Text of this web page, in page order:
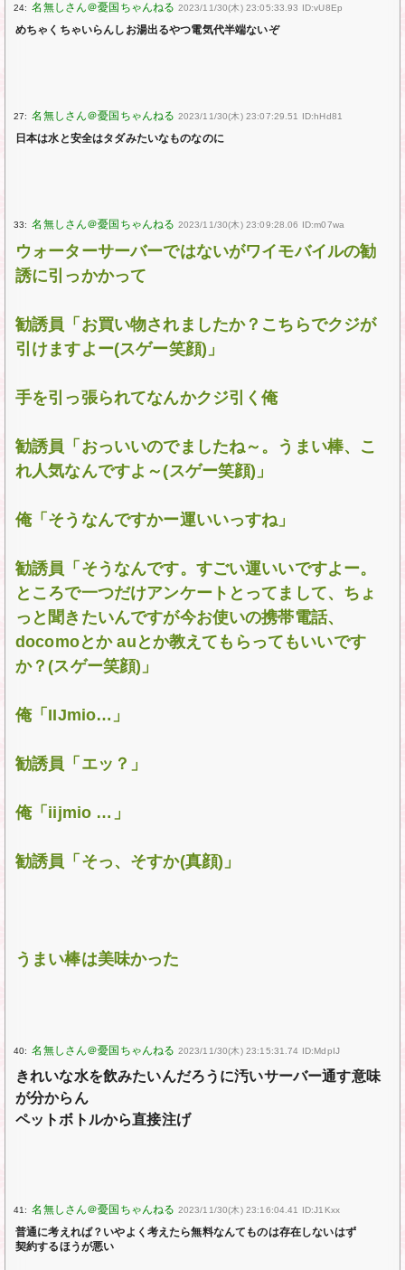
24: 2023/11/30(木) 23:05:33.93 ID:vU8Ep
めちゃくちゃいらんしお湯出るやつ電気代半端ないぞ
27: 2023/11/30(木) 23:07:29.51 ID:hHd81
日本は水と安全はタダみたいなものなのに
33: 2023/11/30(木) 23:09:28.06 ID:m07wa
ウォーターサーバーではないがワイモバイルの勧
誘に引っかかって
勧誘員「お買い物されましたか？こちらでクジが
引けますよー(スゲー笑顔)」
手を引っ張られてなんかクジ引く俺
勧誘員「おっいいのでましたね～。うまい棒、こ
れ人気なんですよ～(スゲー笑顔)」
俺「そうなんですかー運いいっすね」
勧誘員「そうなんです。すごい運いいですよー。
ところで一つだけアンケートとってまして、ちょ
っと聞きたいんですが今お使いの携帯電話、
docomoとか auとか教えてもらってもいいです
か？(スゲー笑顔)」
俺「IIJmio…」
勧誘員「エッ？」
俺「iijmio …」
勧誘員「そっ、そすか(真顔)」
うまい棒は美味かった
40: 2023/11/30(木) 23:15:31.74 ID:MdpIJ
きれいな水を飲みたいんだろうに汚いサーバー通す意味
が分からん
ペットボトルから直接注げ
41: 2023/11/30(木) 23:16:04.41 ID:J1Kxx
普通に考えれば？いやよく考えたら無料なんてものは存在しないはず
契約するほうが悪い